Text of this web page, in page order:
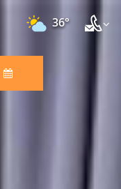
36°